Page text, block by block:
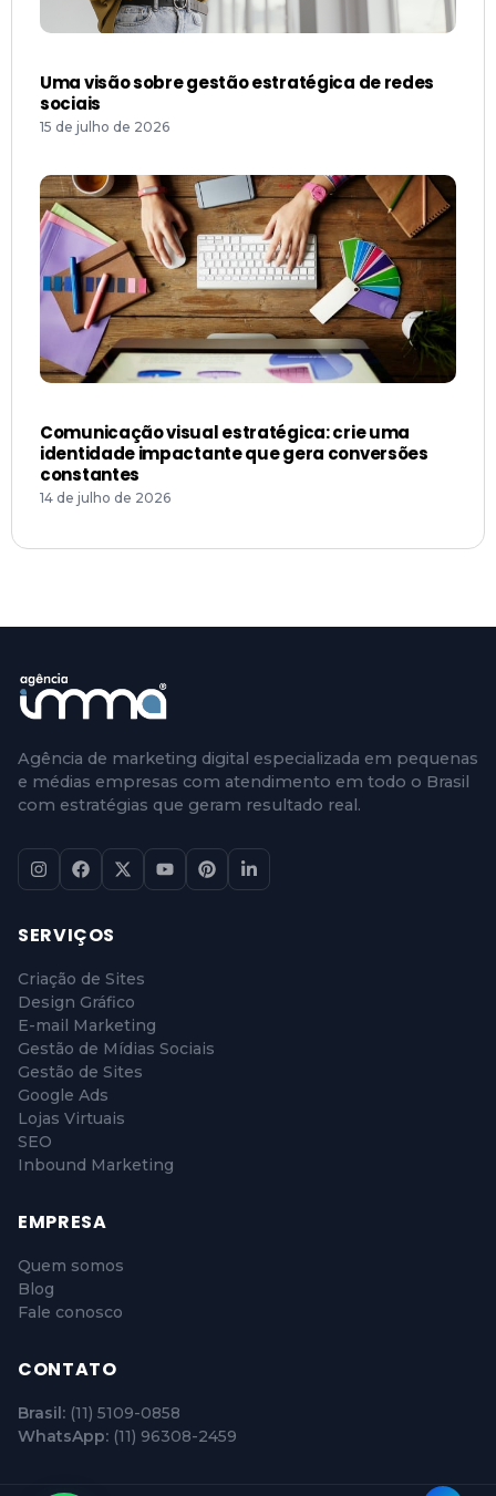
Uma visão sobre gestão estratégica de redes
sociais
15 de julho de 2026
Comunicação visual estratégica: crie uma
identidade impactante que gera conversões
constantes
14 de julho de 2026
Agência de marketing digital especializada em pequenas
e médias empresas com atendimento em todo o Brasil
com estratégias que geram resultado real.
SERVIÇOS
Criação de Sites
Design Gráfico
E-mail Marketing
Gestão de Mídias Sociais
Gestão de Sites
Google Ads
Lojas Virtuais
SEO
Inbound Marketing
EMPRESA
Quem somos
Blog
Fale conosco
CONTATO
Brasil: (11) 5109-0858
WhatsApp: (11) 96308-2459